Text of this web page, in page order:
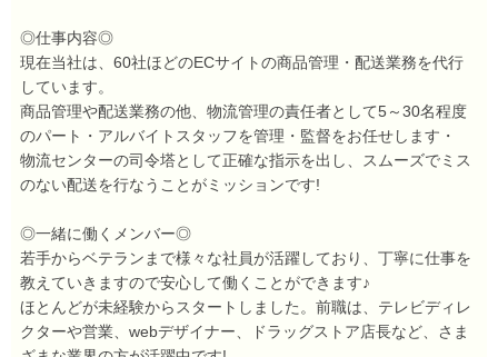
◎仕事内容◎
現在当社は、60社ほどのECサイトの商品管理・配送業務を代行
しています。
商品管理や配送業務の他、物流管理の責任者として5～30名程度
のパート・アルバイトスタッフを管理・監督をお任せします・
物流センターの司令塔として正確な指示を出し、スムーズでミス
のない配送を行なうことがミッションです!
◎一緒に働くメンバー◎
若手からベテランまで様々な社員が活躍しており、丁寧に仕事を
教えていきますので安心して働くことができます♪
ほとんどが未経験からスタートしました。前職は、テレビディレ
クターや営業、webデザイナー、ドラッグストア店長など、さま